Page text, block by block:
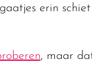
erin
, maar